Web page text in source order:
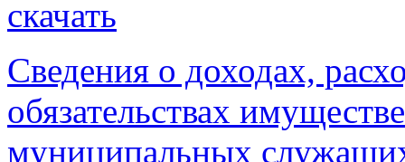
скачать
Сведения о доходах,
обязательствах
муниципальных